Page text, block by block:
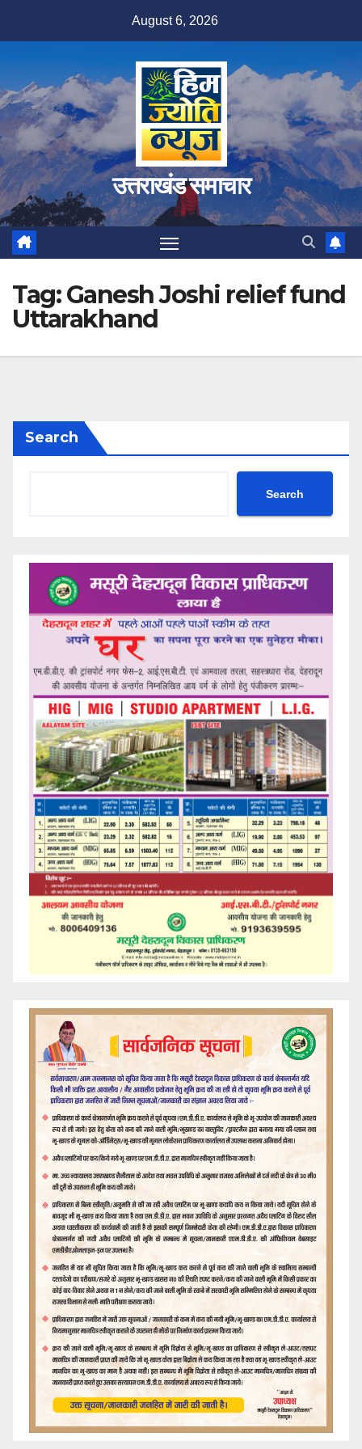
August 6, 2026
उत्तराखंड समाचार
Tag:Ganesh Joshi relief fund
Uttarakhand
Search
Search